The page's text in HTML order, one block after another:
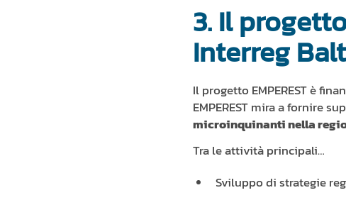
3. Il
Interreg
Il progetto EMPEREST è
EMPEREST mira a fornire
microinquinanti nella
Tra le attività principali…
Sviluppo di strategie